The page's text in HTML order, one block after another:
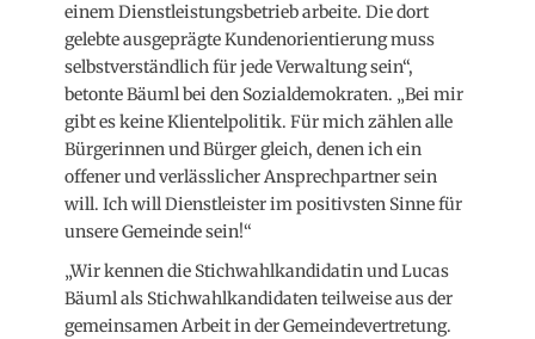
einem Dienstleistungsbetrieb arbeite. Die dort
gelebte ausgeprägte Kundenorientierung muss
selbstverständlich für jede Verwaltung sein“,
betonte Bäuml bei den Sozialdemokraten. „Bei mir
gibt es keine Klientelpolitik. Für mich zählen alle
Bürgerinnen und Bürger gleich, denen ich ein
offener und verlässlicher Ansprechpartner sein
will. Ich will Dienstleister im positivsten Sinne für
unsere Gemeinde sein!“
„Wir kennen die Stichwahlkandidatin und Lucas
Bäuml als Stichwahlkandidaten teilweise aus der
gemeinsamen Arbeit in der Gemeindevertretung.